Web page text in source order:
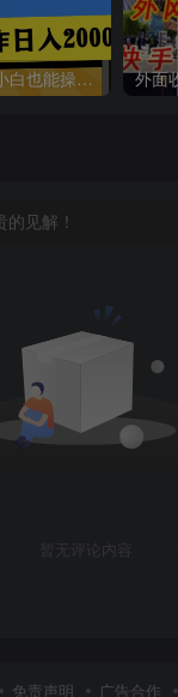
AI起号撸爆头条，小白也能操作，日入2000+
见解！
暂无评论内容
免责声明 广告合作